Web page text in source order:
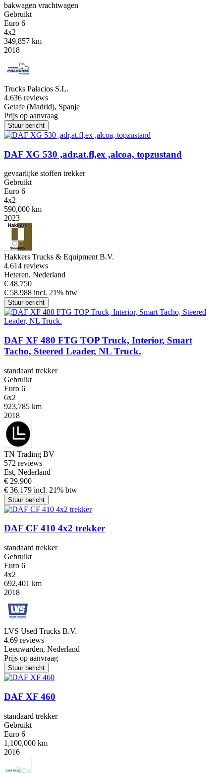
bakwagen vrachtwagen
Gebruikt
Euro 6
4x2
349,857 km
2018
Trucks Palacios S.L.
4.636 reviews
Getafe (Madrid), Spanje
Prijs op aanvraag
Stuur bericht
DAF XG 530 ,adr,at.fl,ex ,alcoa, topzustand
gevaarlijke stoffen trekker
Gebruikt
Euro 6
4x2
590,000 km
2023
Hakkers Trucks & Equipment B.V.
4.614 reviews
Heteren, Nederland
€ 48.750
€ 58.988 incl. 21% btw
Stuur bericht
DAF XF 480 FTG TOP Truck, Interior, Smart
Tacho, Steered Leader, NL Truck.
standaard trekker
Gebruikt
Euro 6
6x2
923,785 km
2018
TN Trading BV
572 reviews
Est, Nederland
€ 29.900
€ 36.179 incl. 21% btw
Stuur bericht
DAF CF 410 4x2 trekker
standaard trekker
Gebruikt
Euro 6
4x2
692,401 km
2018
LVS Used Trucks B.V.
4.69 reviews
Leeuwarden, Nederland
Prijs op aanvraag
Stuur bericht
DAF XF 460
standaard trekker
Gebruikt
Euro 6
1,100,000 km
2016